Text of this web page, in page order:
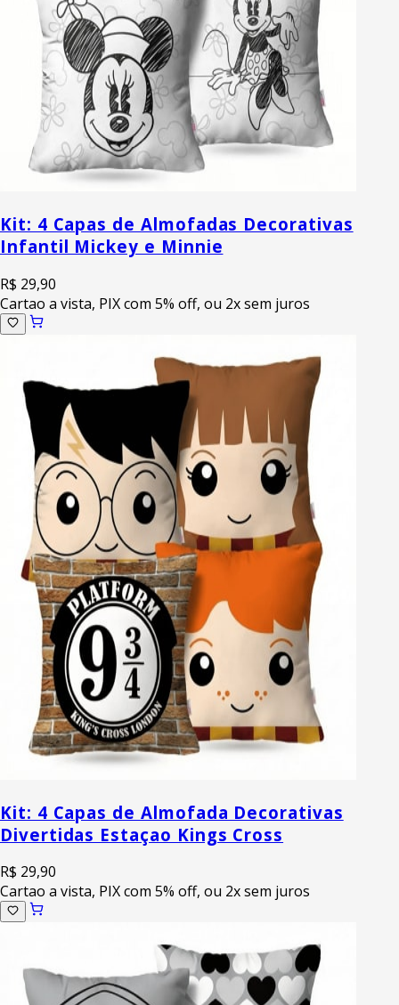
Kit: 4 Capas de Almofadas Decorativas
Infantil Mickey e Minnie
R$ 29,90
Cartao a vista, PIX com 5% off, ou 2x sem juros
Kit: 4 Capas de Almofada Decorativas
Divertidas Estaçao Kings Cross
R$ 29,90
Cartao a vista, PIX com 5% off, ou 2x sem juros